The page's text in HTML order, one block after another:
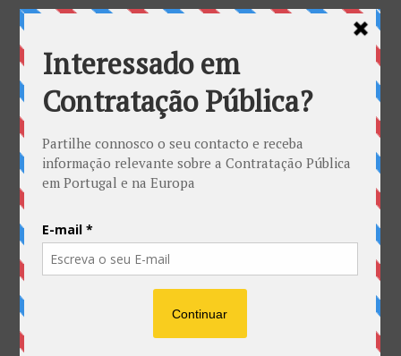
Deixe um comentário
O seu endereço de email não será publicado.Campos
obrigatórios marcados com
Comentário